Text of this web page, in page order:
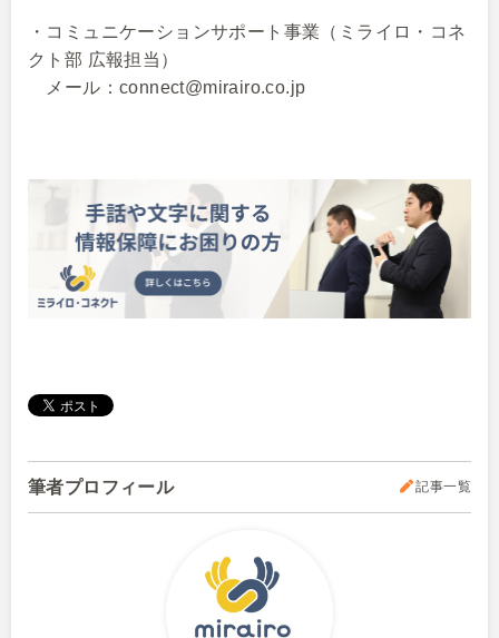
・コミュニケーションサポート事業（ ミライロ・コネ
クト部 広報担当 ）
メール：connect@mirairo.co.jp
筆者プロフィール 記事一覧